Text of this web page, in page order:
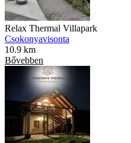
Relax Thermal Villapark
Csokonyavisonta
10.9 km
Bővebben